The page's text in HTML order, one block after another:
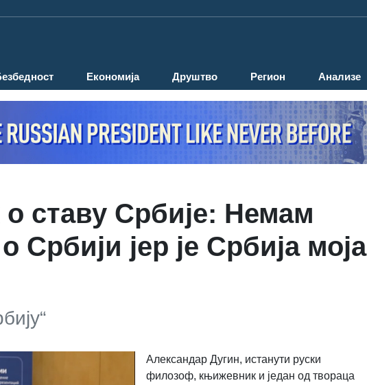
Економија Друштво Регион Анализе
о ставу Србије: Немам
Србији јер је Србија моја
Александар Дугин, истанути руски
филозоф, књижевник и један од твораца